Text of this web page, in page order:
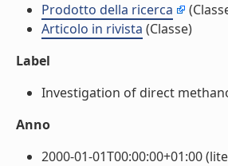
Prodotto della ricerca
Articolo in rivista (Classe)
Label
Investigation of direct
Anno
2000-01-01T00:00:00+01:00